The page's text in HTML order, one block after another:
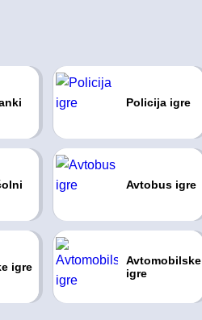
Policija igre
Avtobus igre
igre
Avtomobilske
igre